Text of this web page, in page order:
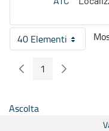
40 ElementiPer pagina
Pagina Precedente
Pagina
1 Pagina
Ascolta